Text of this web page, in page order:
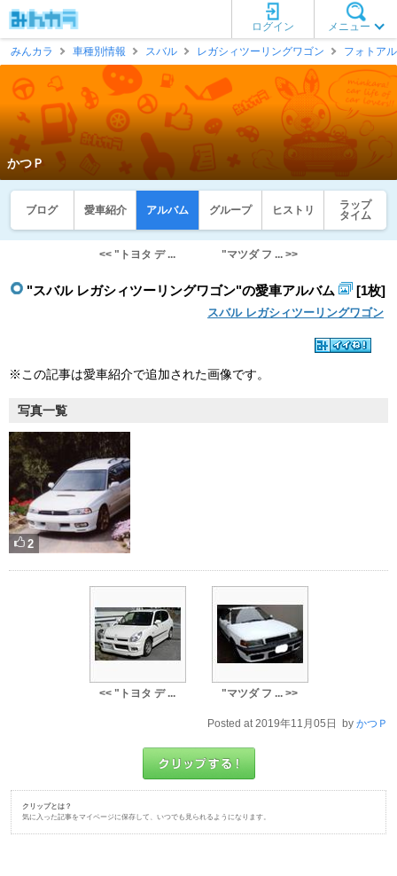
メニュー
ログイン
みんカラ
車種別情報 スバル レガシィツーリングワゴン フォトア
かつＰ
ブログ 愛車紹介 アルバム グループ ヒストリ
ラップ
タイム
<< "トヨタ デ ... "マツダ フ ... >>
"スバル レガシィツーリングワゴン"の愛車アルバム [1枚]
スバル レガシィツーリングワゴン
※この記事は愛車紹介で追加された画像です。
写真一覧
2
<< "トヨタ デ ... "マツダ フ ... >>
Posted at 2019年11月05日 by かつＰ
クリップとは？
気に入った記事をマイページに保存して、いつでも見られるようになります。